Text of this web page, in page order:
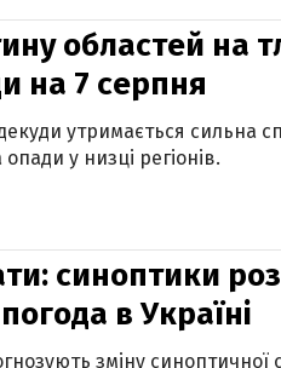
областей на
на 7 серпня
утримається сильна
у низці регіонів.
синоптики
в Україні
зміну синоптичної